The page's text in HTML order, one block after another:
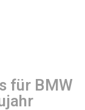
für BMW